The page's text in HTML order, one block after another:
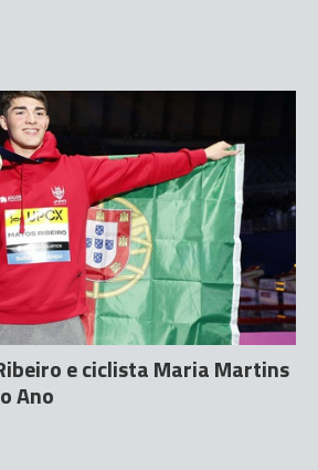
e ciclista Maria Martins
Ano